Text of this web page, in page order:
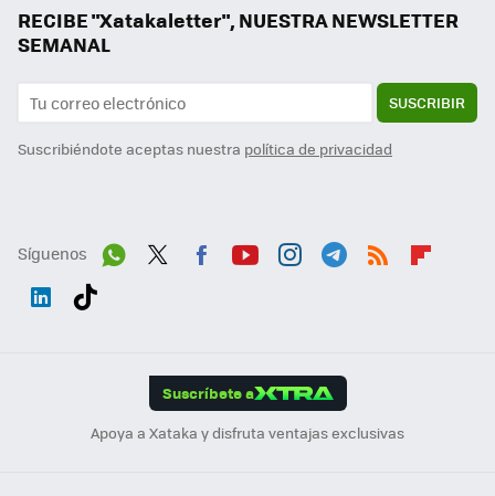
RECIBE "Xatakaletter", NUESTRA NEWSLETTER
SEMANAL
SUSCRIBIR
Suscribiéndote aceptas nuestra política de privacidad
Síguenos
Suscríbete a
Apoya a Xataka y disfruta ventajas exclusivas